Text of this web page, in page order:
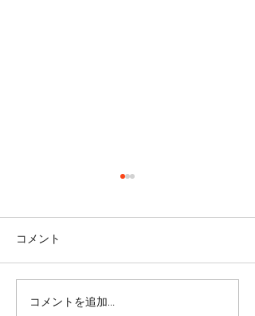
リバウンドを避けるに
コメント
コメントを追加…